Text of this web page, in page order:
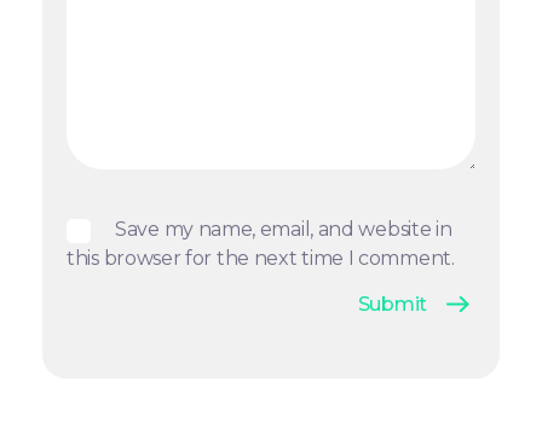
Save my name, email, and website in
this browser for the next time I comment.